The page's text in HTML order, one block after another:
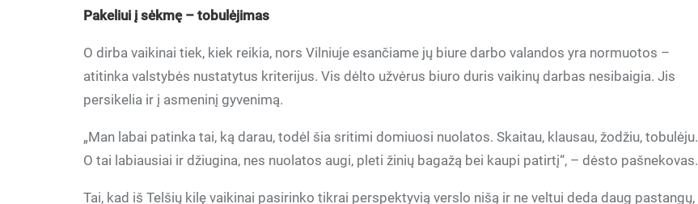
Pakeliui į sėkmę – tobulėjimas
O dirba vaikinai tiek, kiek reikia, nors Vilniuje esančiame jų biure darbo valandos yra normuotos –
atitinka valstybės nustatytus kriterijus. Vis dėlto užvėrus biuro duris vaikinų darbas nesibaigia. Jis
persikelia ir į asmeninį gyvenimą.
„Man labai patinka tai, ką darau, todėl šia sritimi domiuosi nuolatos. Skaitau, klausau, žodžiu, tobulėju.
O tai labiausiai ir džiugina, nes nuolatos augi, pleti žinių bagažą bei kaupi patirtį“, – dėsto pašnekovas.
Tai, kad iš Telšių kilę vaikinai pasirinko tikrai perspektyvią verslo nišą ir ne veltui deda daug pastangų,